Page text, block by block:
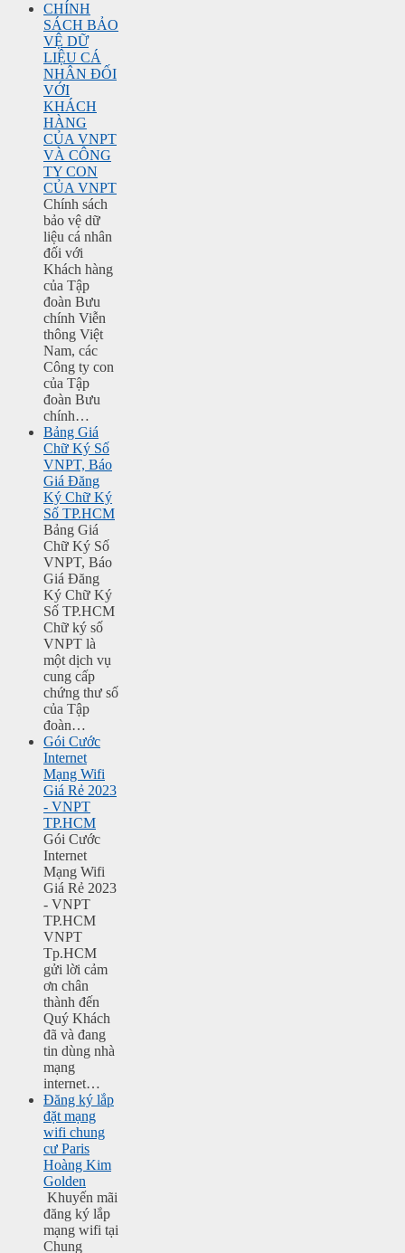
CHÍNH
SÁCH BẢO
VỆ DỮ
LIỆU CÁ
NHÂN ĐỐI
VỚI
KHÁCH
HÀNG
CỦA VNPT
VÀ CÔNG
TY CON
CỦA VNPT
Chính sách
bảo vệ dữ
liệu cá nhân
đối với
Khách hàng
của Tập
đoàn Bưu
chính Viễn
thông Việt
Nam, các
Công ty con
của Tập
đoàn Bưu
chính…
Bảng Giá
Chữ Ký Số
VNPT, Báo
Giá Đăng
Ký Chữ Ký
Số TP.HCM
Bảng Giá
Chữ Ký Số
VNPT, Báo
Giá Đăng
Ký Chữ Ký
Số TP.HCM
Chữ ký số
VNPT là
một dịch vụ
cung cấp
chứng thư số
của Tập
đoàn…
Gói Cước
Internet
Mạng Wifi
Giá Rẻ 2023
- VNPT
TP.HCM
Gói Cước
Internet
Mạng Wifi
Giá Rẻ 2023
- VNPT
TP.HCM
VNPT
Tp.HCM
gửi lời cảm
ơn chân
thành đến
Quý Khách
đã và đang
tin dùng nhà
mạng
internet…
Đăng ký lắp
đặt mạng
wifi chung
cư Paris
Hoàng Kim
Golden
Khuyến mãi
đăng ký lắp
mạng wifi tại
Chung